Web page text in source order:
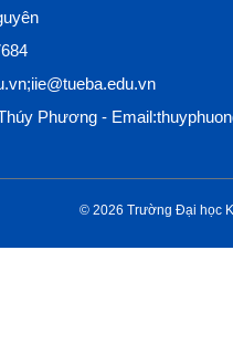
Phương -
© 2026 Trường Đại học